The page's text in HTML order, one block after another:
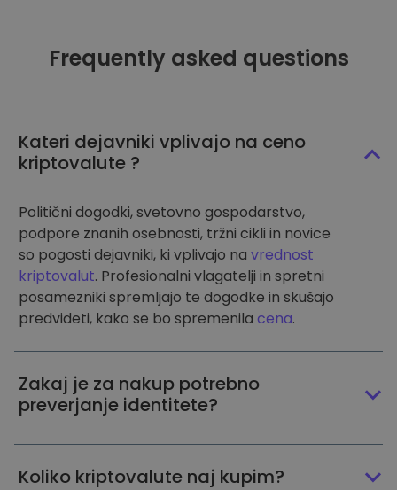
Frequently asked questions
Kateri dejavniki vplivajo na ceno
kriptovalute ?
Politični dogodki, svetovno gospodarstvo,
podpore znanih osebnosti, tržni cikli in novice
so pogosti dejavniki, ki vplivajo na vrednost
kriptovalut. Profesionalni vlagatelji in spretni
posamezniki spremljajo te dogodke in skušajo
predvideti, kako se bo spremenila cena.
Zakaj je za nakup potrebno
preverjanje identitete?
Koliko kriptovalute naj kupim?